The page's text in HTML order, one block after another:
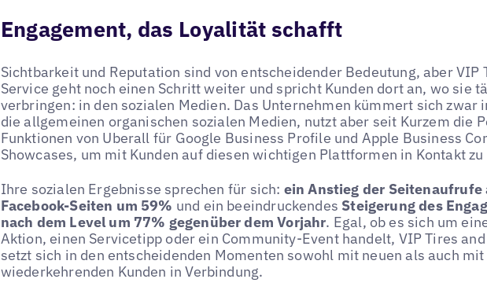
Engagement, das Loyalität schafft
Sichtbarkeit und Reputation sind von entscheidender Bedeutung, aber VIP
Service geht noch einen Schritt weiter und spricht Kunden dort an, wo sie
verbringen: in den sozialen Medien. Das Unternehmen kümmert sich zwar
die allgemeinen organischen sozialen Medien, nutzt aber seit Kurzem die
Funktionen von Uberall für Google Business Profile und Apple Business
Showcases, um mit Kunden auf diesen wichtigen Plattformen in Kontakt
Ihre sozialen Ergebnisse sprechen für sich: ein Anstieg der Seitenaufrufe
Facebook-Seiten um 59% und ein beeindruckendes Steigerung des
nach dem Level um 77% gegenüber dem Vorjahr. Egal, ob es sich um
Aktion, einen Servicetipp oder ein Community-Event handelt, VIP Tires
setzt sich in den entscheidenden Momenten sowohl mit neuen als auch mit
wiederkehrenden Kunden in Verbindung.